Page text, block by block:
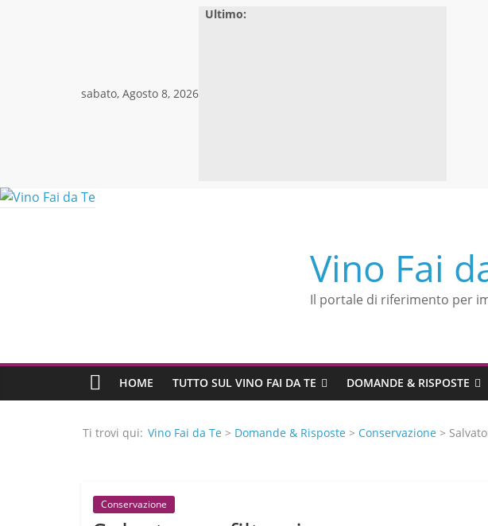
sabato, Agosto 8, 2026
Ultimo:
Vino Fai
Il portale di riferimento per
HOME TUTTO SUL VINO FAI DA TE DOMANDE & RISPOSTE
Ti trovi qui: Vino Fai da Te > Domande & Risposte > Conservazione >
Conservazione